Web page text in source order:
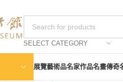
SELECT CATEGORY
展覽藝術品名家作品名畫傳奇